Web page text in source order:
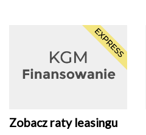
Zobacz raty leasingu